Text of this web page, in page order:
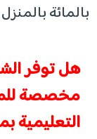
بالمائة
هل توفر
مخصصة
التعليمية